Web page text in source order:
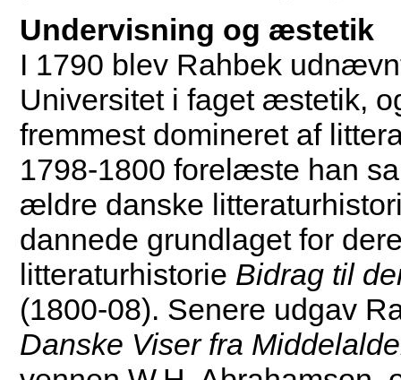
Undervisning og æstetik
I 1790 blev Rahbek
Universitet i faget æstetik,
fremmest domineret af
1798-1800 forelæste han
ældre danske
dannede grundlaget for
litteraturhistorie Bidrag til
(1800-08). Senere udgav
Danske Viser fra